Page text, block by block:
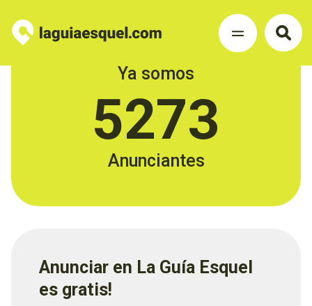
Ya somos
5273
Anunciantes
Anunciar en La Guía Esquel
es gratis!